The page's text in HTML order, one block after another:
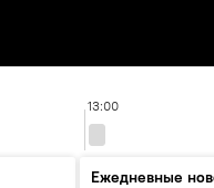
13:00
Ежедневные